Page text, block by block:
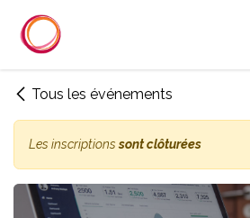
Tous les événements
Les inscriptionssont clôturées